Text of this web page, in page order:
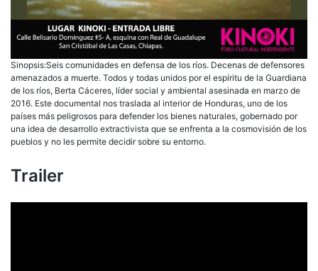
Sinopsis:Seis comunidades en defensa de los ríos. Decenas de defensores
amenazados a muerte. Todos y todas unidos por el espíritu de la Guardiana
de los ríos, Berta Cáceres, líder social y ambiental asesinada en marzo de
2016. Este documental nos traslada al interior de Honduras, uno de los
países más peligrosos para defender los bienes naturales, gobernado por
una idea de desarrollo extractivista que se enfrenta a la cosmovisión de los
pueblos y no les permite decidir sobre su entorno.
Trailer